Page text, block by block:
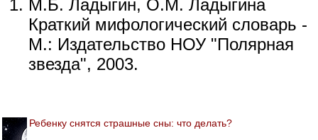
М.Б. Ладыгин, О.М. Ладыгина
Краткий мифологический словарь -
М.: Издательство НОУ "Полярная
звезда", 2003.
Ребенку снятся страшные сны: что делать?